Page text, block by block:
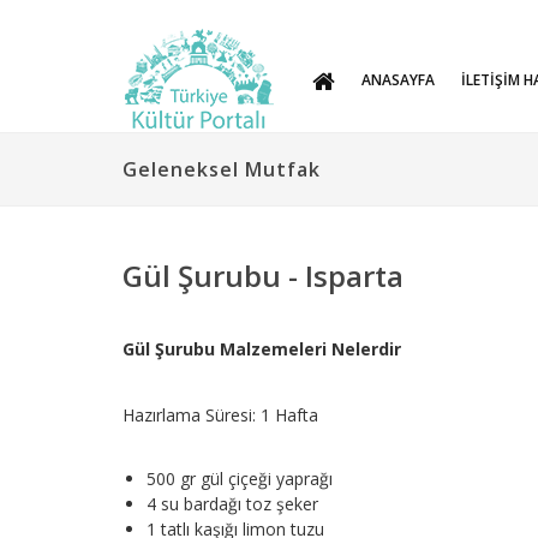
ANASAYFA İLETİŞİM
Geleneksel Mutfak
Gül Şurubu - Isparta
Gül Şurubu Malzemeleri Nelerdir
Hazırlama Süresi: 1 Hafta
500 gr gül çiçeği yaprağı
4 su bardağı toz şeker
1 tatlı kaşığı limon tuzu